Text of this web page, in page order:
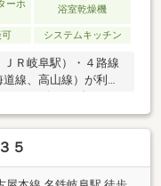
ーホ
浴室乾燥機
システムキッチン
ＪＲ岐阜駅）・４路線
線、高山線）が利用
にリビングダイニン
良好です。・全居室
光が取れ、明るさを
にはウォークインク
る収納スペースを確
を生み出す複層ガラ
５